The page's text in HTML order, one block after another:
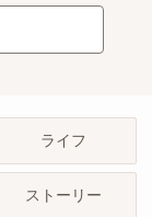
ライフ
ストーリー